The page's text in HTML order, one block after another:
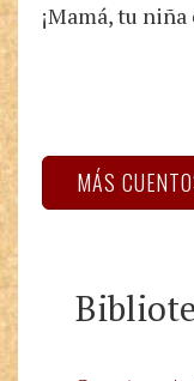
¡Mamá, tu
MÁS